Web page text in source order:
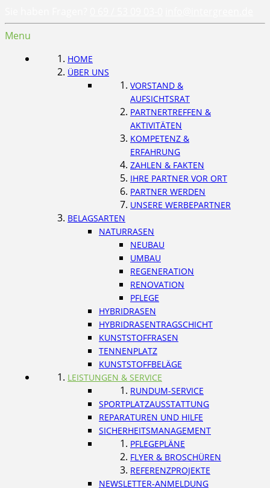
Menu
HOME
ÜBER UNS
VORSTAND &
AUFSICHTSRAT
PARTNERTREFFEN &
AKTIVITÄTEN
KOMPETENZ &
ERFAHRUNG
ZAHLEN & FAKTEN
IHRE PARTNER VOR ORT
PARTNER WERDEN
UNSERE WERBEPARTNER
BELAGSARTEN
NATURRASEN
NEUBAU
UMBAU
REGENERATION
RENOVATION
PFLEGE
HYBRIDRASEN
HYBRIDRASENTRAGSCHICHT
KUNSTSTOFFRASEN
TENNENPLATZ
KUNSTSTOFFBELÄGE
LEISTUNGEN & SERVICE
RUNDUM-SERVICE
SPORTPLATZAUSSTATTUNG
REPARATUREN UND HILFE
SICHERHEITSMANAGEMENT
PFLEGEPLÄNE
FLYER & BROSCHÜREN
REFERENZPROJEKTE
NEWSLETTER-ANMELDUNG